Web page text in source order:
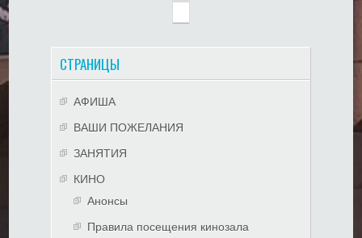
СТРАНИЦЫ
АФИША
ВАШИ ПОЖЕЛАНИЯ
ЗАНЯТИЯ
КИНО
Анонсы
Правила посещения кинозала